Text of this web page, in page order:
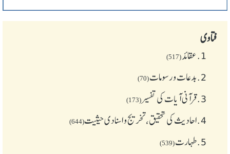
فتاوی
1. عقائد(517)
2. بدعات و رسومات(70)
3. قرآنی آیات کی تفسیر(173)
4. احادیث کی تحقیق، تخریج و اسنادی حیثیت(644)
5. طهارت(539)